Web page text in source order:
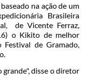
baseado na ação de um
Brasileira
de Vicente Ferraz,
o Kikito de melhor
Festival de Gramado,
disse o diretor